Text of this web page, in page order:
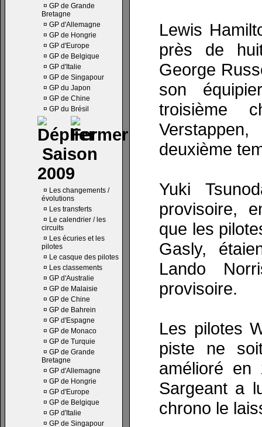
¤ GP de Grande
Bretagne
¤ GP d'Allemagne
¤ GP de Hongrie
¤ GP d'Europe
¤ GP de Belgique
¤ GP d'Italie
¤ GP de Singapour
¤ GP du Japon
¤ GP de Chine
¤ GP du Brésil
Saison
2009
¤ Les changements /
évolutions
¤ Les transferts
¤ Le calendrier / les
circuits
¤ Les écuries et les
pilotes
¤ Le casque des pilotes
¤ Les classements
¤ GP d'Australie
¤ GP de Malaisie
¤ GP de Chine
¤ GP de Bahrein
¤ GP d'Espagne
¤ GP de Monaco
¤ GP de Turquie
¤ GP de Grande
Bretagne
¤ GP d'Allemagne
¤ GP de Hongrie
¤ GP d'Europe
¤ GP de Belgique
¤ GP d'Italie
¤ GP de Singapour
Lewis
près de
George
son
troisième
deuxième
Yuki
provisoire,
que les
Gasly,
Lando
provisoire.
Les pilotes
piste ne
amélioré en
Sargeant a
chrono le